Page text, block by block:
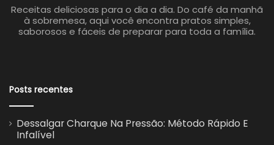
Receitas deliciosas para o dia a dia. Do café da manhã
à sobremesa, aqui você encontra pratos simples,
saborosos e fáceis de preparar para toda a família.
Posts recentes
Dessalgar Charque Na Pressão: Método Rápido E
Infalível